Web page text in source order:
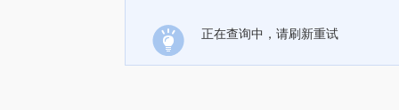
正在查询中，请刷新重试